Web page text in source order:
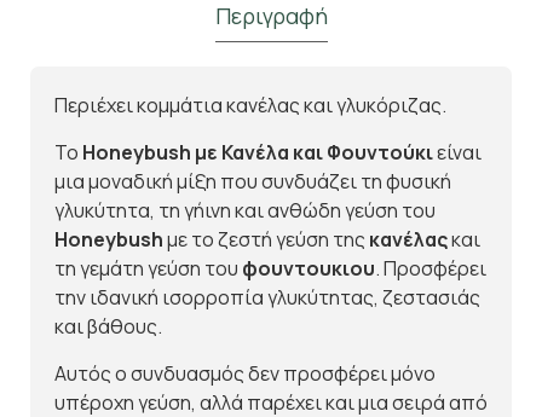
Περιγραφή
Περιέχει κομμάτια κανέλας και γλυκόριζας.
Το Honeybush με Κανέλα και Φουντούκιείναι
μια μοναδική μίξη που συνδυάζει τη φυσική
γλυκύτητα, τη γήινη και ανθώδη γεύση του
Honeybushμε το ζεστή γεύση της κανέλαςκαι
τη γεμάτη γεύση του φουντουκιου. Προσφέρει
την ιδανική ισορροπία γλυκύτητας, ζεστασιάς
και βάθους.
Αυτός ο συνδυασμός δεν προσφέρει μόνο
υπέροχη γεύση, αλλά παρέχει και μια σειρά από